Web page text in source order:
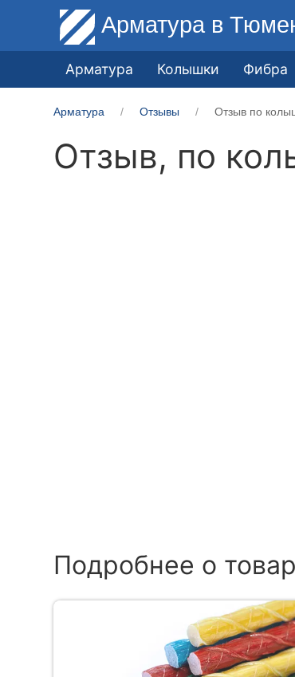
Арматура в
Арматура Колышки Фибра
Арматура Отзывы Отзыв по
Отзыв, по
Подробнее о